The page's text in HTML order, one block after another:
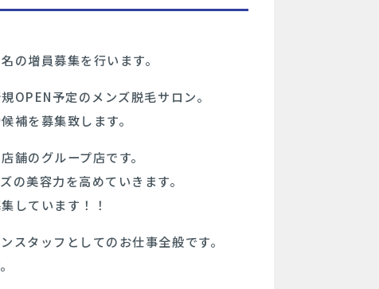
の増員募集を行います。
OPEN予定のメンズ脱毛サロン。
補を募集致します。
舗のグループ店です。
の美容力を高めていきます。
しています！！
スタッフとしてのお仕事全般です。